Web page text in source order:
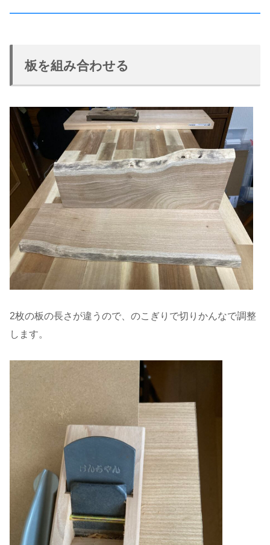
板を組み合わせる
2枚の板の長さが違うので、のこぎりで切りかんなで調整
します。